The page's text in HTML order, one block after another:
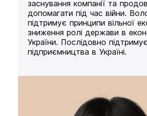
заснування компанії та
допомагати під час війни.
підтримує принципи вільної
зниження ролі держави в
України. Послідовно
підприємництва в Україні.